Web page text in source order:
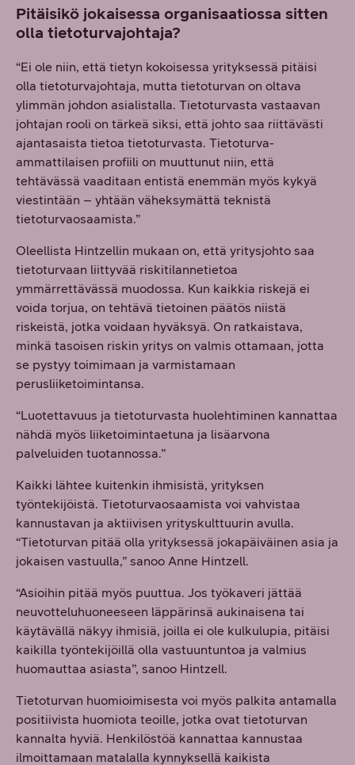
Pitäisikö jokaisessa organisaatiossa sitten
olla tietoturvajohtaja?
“Ei ole niin, että tietyn kokoisessa yrityksessä pitäisi
olla tietoturvajohtaja, mutta tietoturvan on oltava
ylimmän johdon asialistalla. Tietoturvasta vastaavan
johtajan rooli on tärkeä siksi, että johto saa riittävästi
ajantasaista tietoa tietoturvasta. Tietoturva-
ammattilaisen profiili on muuttunut niin, että
tehtävässä vaaditaan entistä enemmän myös kykyä
viestintään ­– yhtään väheksymättä teknistä
tietoturvaosaamista.”
Oleellista Hintzellin mukaan on, että yritysjohto saa
tietoturvaan liittyvää riskitilannetietoa
ymmärrettävässä muodossa. Kun kaikkia riskejä ei
voida torjua, on tehtävä tietoinen päätös niistä
riskeistä, jotka voidaan hyväksyä. On ratkaistava,
minkä tasoisen riskin yritys on valmis ottamaan, jotta
se pystyy toimimaan ja varmistamaan
perusliiketoimintansa.
“Luotettavuus ja tietoturvasta huolehtiminen kannattaa
nähdä myös liiketoimintaetuna ja lisäarvona
palveluiden tuotannossa.”
Kaikki lähtee kuitenkin ihmisistä, yrityksen
työntekijöistä. Tietoturvaosaamista voi vahvistaa
kannustavan ja aktiivisen yrityskulttuurin avulla.
“Tietoturvan pitää olla yrityksessä jokapäiväinen asia ja
jokaisen vastuulla,” sanoo Anne Hintzell.
“Asioihin pitää myös puuttua. Jos työkaveri jättää
neuvotteluhuoneeseen läppärinsä aukinaisena tai
käytävällä näkyy ihmisiä, joilla ei ole kulkulupia, pitäisi
kaikilla työntekijöillä olla vastuuntuntoa ja valmius
huomauttaa asiasta”, sanoo Hintzell.
Tietoturvan huomioimisesta voi myös palkita antamalla
positiivista huomiota teoille, jotka ovat tietoturvan
kannalta hyviä. Henkilöstöä kannattaa kannustaa
ilmoittamaan matalalla kynnyksellä kaikista